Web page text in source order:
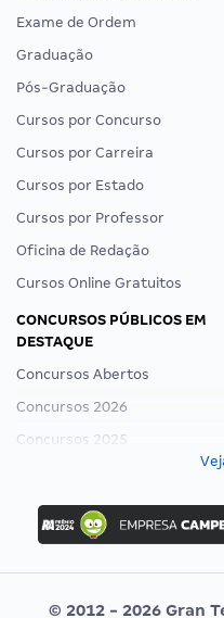
Exame de Ordem
Graduação
Pós-Graduação
Cursos por Concurso
Cursos por Carreira
Cursos por Estado
Cursos por Professor
Oficina de Redação
Cursos Online Gratuitos
CONCURSOS PÚBLICOS EM
DESTAQUE
Concursos Abertos
Concursos 2026
Concursos 2025
Concurso Ibama
Concurso MPU
Editais publicados
© 2012 - 2026 Gran